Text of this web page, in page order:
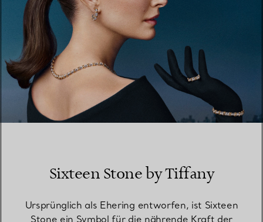
Sixteen Stone by Tiffany
Ursprünglich als Ehering entworfen, ist Sixteen
Stone ein Symbol für die nährende Kraft der